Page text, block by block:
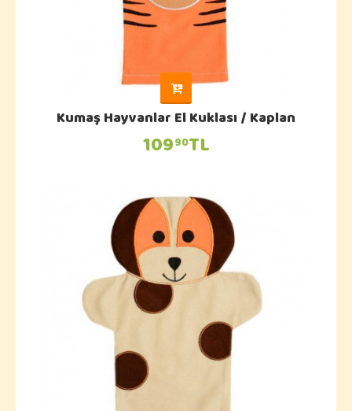
Kumaş Hayvanlar El Kuklası / Kaplan
10990TL